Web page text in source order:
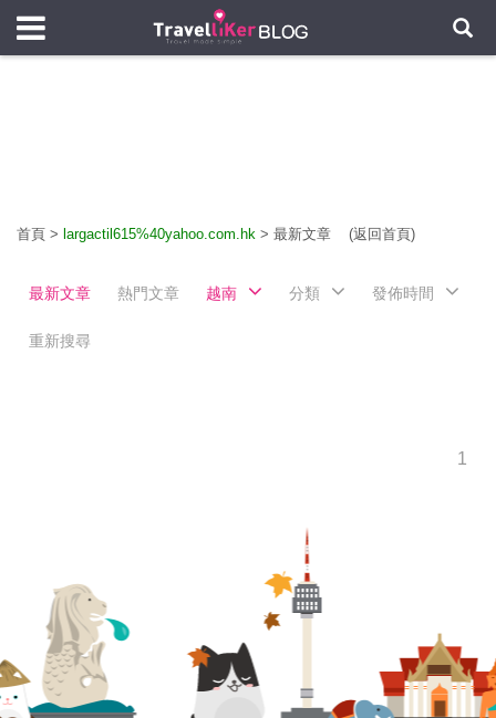
首頁 > largactil615%40yahoo.com.hk > 最新文章 (返回首頁)
最新文章 熱門文章 越南 分類 發佈時間
重新搜尋
1